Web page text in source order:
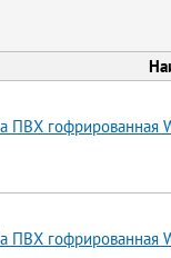
ПВХ гофрированная
ПВХ гофрированная